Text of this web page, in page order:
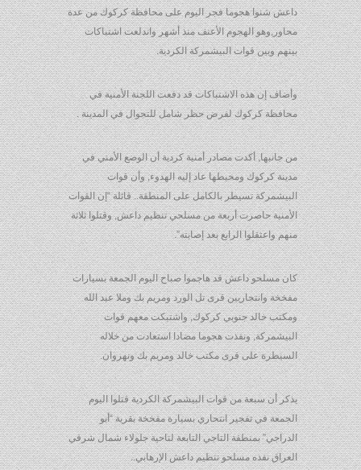
داعش شنوا هجوما فجر اليوم على محافظة كركوك من عدة
محاور,وهو الهجوم الأعنف منذ أشهر واندلعت اشتباكات
بينهم وبين قوات البيشمركة الكردية.
وأضاف إن هذه الاشتباكات قد دفعت اللجنة الأمنية في
محافظة كركوك لفرض حظر شامل للتجوال في المدينة .
من جانبها, أكدت مصادر أمنية كردية أن الوضع الأمني في
مدينة كركوك ومحيطها عاد إليه الهدوء, وأن قوات
البيشمركة تسيطر بالكامل على المنطقة.. قائلة “إن القوات
الأمنية حاصرت أربعة من مسلحي تنظيم داعش, وقتلوا ثلاثة
منهم واعتقلوا الرابع بعد إصابته”.
كان مسلحو داعش قد هاجموا صباح اليوم الجمعة بسيارات
مفخخة وانتحاريين قرى تل الورد ومريم بك وملا عبد الله
ومكتب خالد جنوبي كركوك, واشتبكت معهم قوات
البيشمركة, ونفذت هجوما مضادا استعادت من خلاله
السيطرة على قرى مكتب خالد ومريم بك ونهروان.
يذكر أن سبعة من قوات البيشمركة الكردية قتلوا اليوم
الجمعة في تفجير انتحاري بسيارة مفخخة بقرية “أبو
الدراجي” بمنطقة التاجي التابعة لناحية جلولاء شمال شرقي
العراق نفذه مسلحو تنظيم داعش الإرهابي..